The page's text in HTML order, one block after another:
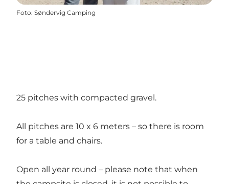
Foto: Søndervig Camping
25 pitches with compacted gravel.
All pitches are 10 x 6 meters – so there is room
for a table and chairs.
Open all year round – please note that when